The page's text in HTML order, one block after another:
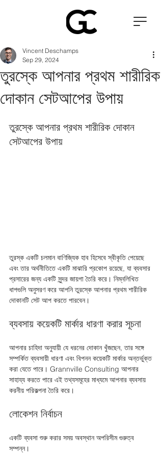
তুরস্কে আপনার প্রথম শারীরিক
দোকান সেটআপের উপায়
Vincent Deschamps
Sep 29, 2024
তুরস্কে আপনার প্রথম শারীরিক দোকান
সেটআপের উপায়
তুরস্ক একটি চলমান বাণিজ্যিক হাব হিসেবে স্বীকৃতি পেয়েছে
এবং তার অর্থনীতিতে একটি মাঝারি প্রকোপ রয়েছে, যা ব্যবসার
প্রসারের জন্য একটি সুন্দর জায়গা তৈরি করে। নিম্নলিখিত
ধাপগুলি অনুসরণ করে আপনি তুরস্কে আপনার প্রথম শারীরিক
দোকানটি সেট আপ করতে পারবেন।
ব্যবসায় কয়েকটি মার্কার ধারণা করার সূচনা
আপনার চাহিদা অনুযায়ী যে ধরনের দোকান খুঁজছেন, তার সঙ্গে
সম্পর্কিত ব্যবসায়ী ধারণা এবং বিপনন কয়েকটি মার্কার অন্তর্ভুক্ত
করা যেতে পারে। Grannville Consulting আপনার
সাহায্য করতে পারে এই তথ্যসমূহের মাধ্যমে আপনার ব্যবসায়
করনীয় পরিকল্পনা তৈরি করে।
লোকেশন নির্বাচন
একটি ব্যবসা শুরু করার সময় অবস্থান অপরিসীম গুরুত্ব
সম্পন্ন।